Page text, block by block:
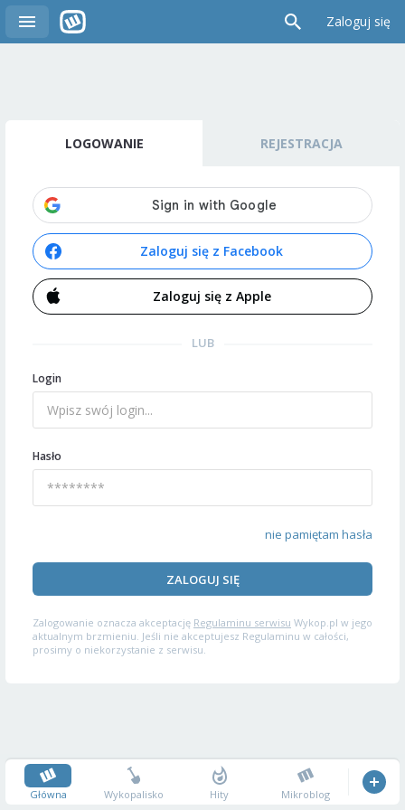
Zaloguj się
LOGOWANIE REJESTRACJA
Zaloguj się z Facebook
Zaloguj się z Apple
LUB
Login
Hasło
nie pamiętam hasła
ZALOGUJ SIĘ
Zalogowanie oznacza akceptację Regulaminu serwisu Wykop.pl w jego
aktualnym brzmieniu. Jeśli nie akceptujesz Regulaminu w całości,
prosimy o niekorzystanie z serwisu.
Główna Wykopalisko Hity Mikroblog